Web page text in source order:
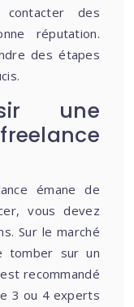
des
réputation.
des étapes
une
émane de
vous devez
Sur le marché
tomber sur un
recommandé
3 ou 4 experts